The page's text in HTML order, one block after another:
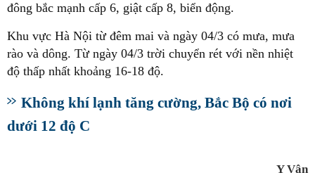
đông bắc mạnh cấp 6, giật cấp 8, biển động.
Khu vực Hà Nội từ đêm mai và ngày 04/3 có mưa, mưa
rào và dông. Từ ngày 04/3 trời chuyển rét với nền nhiệt
độ thấp nhất khoảng 16-18 độ.
Không khí lạnh tăng cường, Bắc Bộ có nơi
dưới 12 độ C
Y Vân